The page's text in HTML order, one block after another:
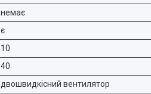
немає
є
10
40
двошвидкісний вентилятор